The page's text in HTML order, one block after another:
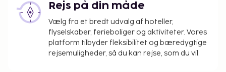
overnatningsstedet. Gebyrer inkluderer muligvis
skatter:
Depositum: THB 1000 pr. enhed, pr. dag
Servicegebyr: 10.7 THB pr. nat
Rejs på din måde
Vælg fra et bredt udvalg af hoteller,
flyselskaber, ferieboliger og aktiviteter. Vores
platform tilbyder fleksibilitet og bæredygtige
rejsemuligheder, så du kan rejse, som du vil.